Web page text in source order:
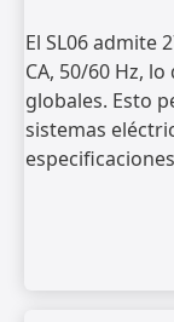
El SL06 admite
CA, 50/60 Hz,
globales. Esto
sistemas